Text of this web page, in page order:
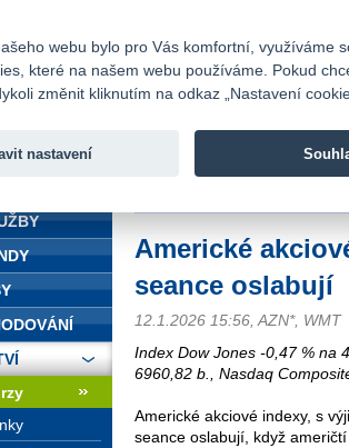
banka
Fio banka
Americké
seance oslabují
12.1.2026 15:56, AZN*, WMT
Index Dow Jones -0,47 % na
6960,82 b., Nasdaq
Americké akciové indexy, s
seance oslabují, když
webu bylo pro Vás komfortní, využíváme
které na našem webu používáme. Pokud
změnit kliknutím na odkaz „Nastavení
nastavení